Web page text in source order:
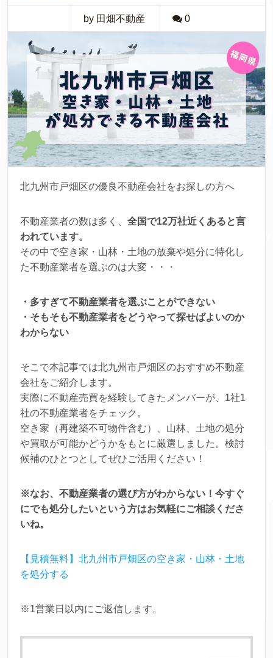
by 田畑不動産 0
北九州市戸畑区の優良不動産会社をお探しの方へ
不動産業者の数は多く、 全国で12万社近くあると言
われています。
その中で空き家・山林・土地の放棄や処分に特化し
た不動産業者を選ぶのは大変・・・
・多すぎて不動産業者を選ぶことができない
・そもそも不動産業者をどうやって探せばよいのか
わからない
そこで本記事では北九州市戸畑区のおすすめ不動産
会社をご紹介します。
実際に不動産売買を経験してきたメンバーが、1社1
社の不動産業者をチェック。
空き家（再建築不可物件含む）、山林、土地の処分
や買取が可能かどうかをもとに厳選しました。検討
候補のひとつとしてぜひご活用ください！
※なお、不動産業者の選び方がわからない！今すぐ
にでも処分したいという方はお気軽にご相談くださ
いね。
【見積無料】北九州市戸畑区の空き家・山林・土地
を処分する
※1営業日以内にご返信します。